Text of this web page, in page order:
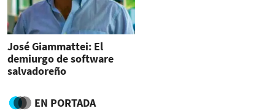
José Giammattei: El
demiurgo de software
salvadoreño
EN PORTADA